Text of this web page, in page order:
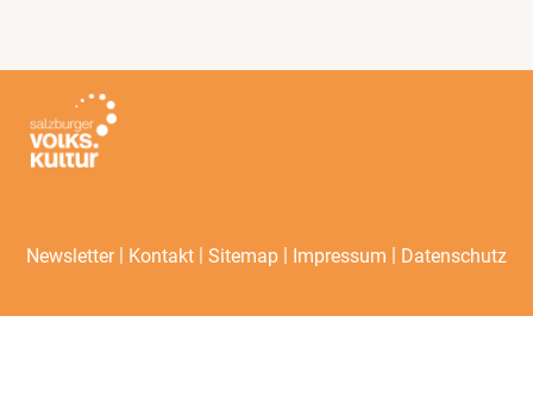
Newsletter | Kontakt | Sitemap | Impressum | Datenschutz